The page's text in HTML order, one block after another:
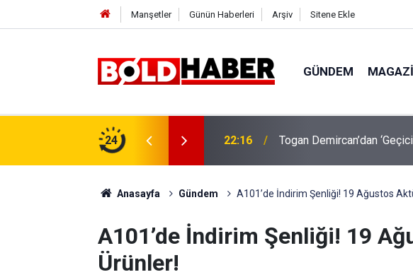
Manşetler Günün Haberleri Arşiv Sitene Ekle
GÜNDEM
24 19:32 Sıcak Havalarda Ödem
Anasayfa Gündem A101’de İndirim Şenliği! 19 Ağustos
A101’de İndirim Şenliği! 19
Ürünler!